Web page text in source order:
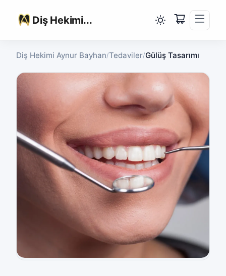
Diş Hekimi...
Diş Hekimi Aynur Bayhan/Tedaviler/Gülüş Tasarımı